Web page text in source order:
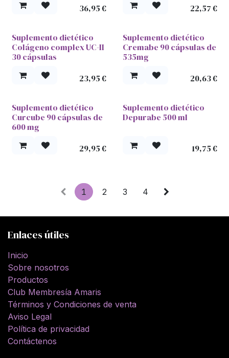
36,95€
22,57€
Suplemento dietético
Colágeno complex UC-II
30 cápsulas
23,95€
Suplemento dietético
Cremabe 90 cápsulas de
535mg
20,63€
Suplemento dietético
Curcube 90 cápsulas de
600 mg
29,95€
Suplemento dietético
Depurabe 500 ml
19,75€
1 2 3 4
Enlaces útiles
Inicio
Sobre nosotros
Productos
Club Membresía Amaris
Términos y Condiciones de venta
Aviso Legal
Política de privacidad
Contáctenos